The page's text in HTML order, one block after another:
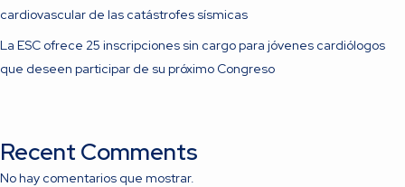
cardiovascular de las catástrofes sísmicas
La ESC ofrece 25 inscripciones sin cargo para jóvenes cardiólogos
que deseen participar de su próximo Congreso
Recent Comments
No hay comentarios que mostrar.